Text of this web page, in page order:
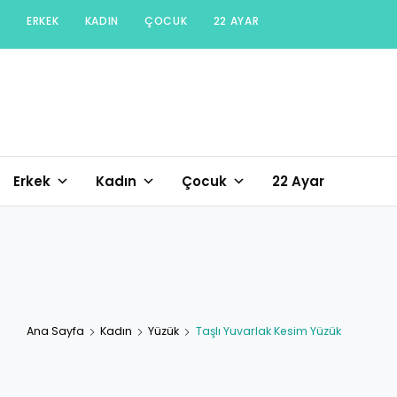
content
ERKEK KADIN ÇOCUK 22 AYAR
Erkek Kadın Çocuk 22 Ayar
Ana Sayfa Kadın Yüzük Taşlı Yuvarlak Kesim Yüzük